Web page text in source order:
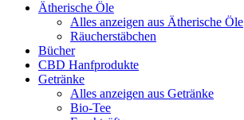
Ätherische Öle
Alles anzeigen aus Ätherische Öle
Räucherstäbchen
Bücher
CBD Hanfprodukte
Getränke
Alles anzeigen aus Getränke
Bio-Tee